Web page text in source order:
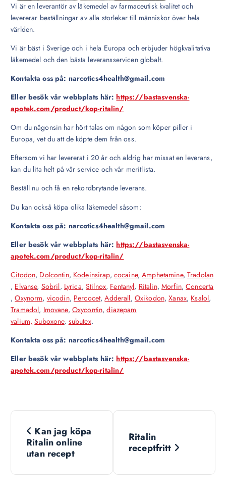
Vi är en leverantör av läkemedel av farmaceutisk kvalitet och
levererar beställningar av alla storlekar till människor över hela
världen.
Vi är bäst i Sverige och i hela Europa och erbjuder högkvalitativa
läkemedel och den bästa leveransservicen globalt.
Kontakta oss på: narcotics4health@gmail.com
Eller besök vår webbplats här:https://bastasvenska-
apotek.com/product/kop-ritalin/
Om du någonsin har hört talas om någon som köper piller i
Europa, vet du att de köpte dem från oss.
Eftersom vi har levererat i 20 år och aldrig har missat en leverans,
kan du lita helt på vår service och vår meritlista.
Beställ nu och få en rekordbrytande leverans.
Du kan också köpa olika läkemedel såsom:
Kontakta oss på: narcotics4health@gmail.com
Eller besök vår webbplats här:https://bastasvenska-
apotek.com/product/kop-ritalin/
Citodon, Dolcontin, Kodeinsirap, cocaine,Amphetamine, Tradolan
, Elvanse, Sobril, Lyrica,Stilnox, Fentanyl, Ritalin,Morfin,Concerta
,Oxynorm, vicodin, Percocet,Adderall, Oxikodon,Xanax, Ksalol,
Tramadol, Imovane, Oxycontin,diazepam
valium, Suboxone, subutex.
Kontakta oss på: narcotics4health@gmail.com
Eller besök vår webbplats här:https://bastasvenska-
apotek.com/product/kop-ritalin/
N
v
Kan jag köpa
Ritalin online
utan recept
Ritalin
receptfritt